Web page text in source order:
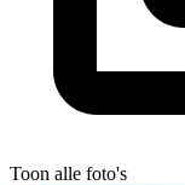
Toon alle foto's